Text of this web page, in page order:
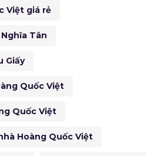
Việt giá rẻ
Tân
Giấy
Quốc Việt
Quốc Việt
Hoàng Quốc Việt